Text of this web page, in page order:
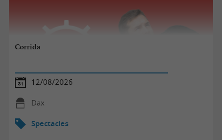
Corrida
12/08/2026
Dax
Spectacles